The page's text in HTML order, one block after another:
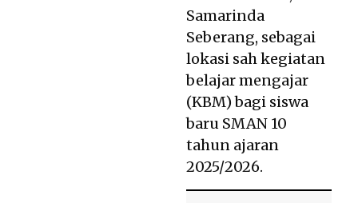
Samarinda
Seberang, sebagai
lokasi sah kegiatan
belajar mengajar
(KBM) bagi siswa
baru SMAN 10
tahun ajaran
2025/2026.